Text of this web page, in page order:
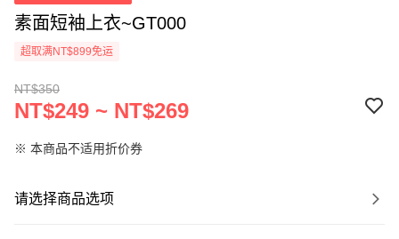
素面短袖上衣~GT000
超取满NT$899免运
NT$350
NT$249 ~ NT$269
※ 本商品不适用折价券
请选择商品选项